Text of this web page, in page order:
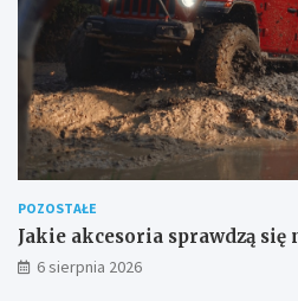
POZOSTAŁE
Jakie akcesoria sprawdzą się
6 sierpnia 2026